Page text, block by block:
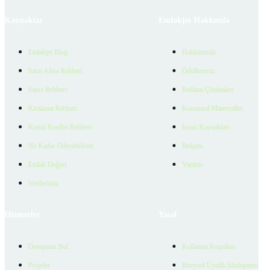
Emlakjet Blog
Satın Alma Rehberi
Satıcı Rehberi
Kiralama Rehberi
Konut Kredisi Rehberi
Ne Kadar Ödeyebilirim
Emlak Değeri
Verilerimiz
Hakkımızda
Ödüllerimiz
Reklam Çözümleri
Kurumsal Materyaller
İnsan Kaynakları
İletişim
Yardım
Danışman Bul
Projeler
Kullanım Koşulları
Bireysel Üyelik Sözleşmesi